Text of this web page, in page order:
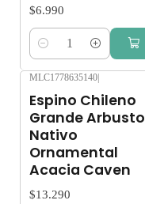
$6.990
Cantidad
MLC1778635140|
Espino Chileno
Grande Arbusto
Nativo
Ornamental
Acacia Caven
$13.290